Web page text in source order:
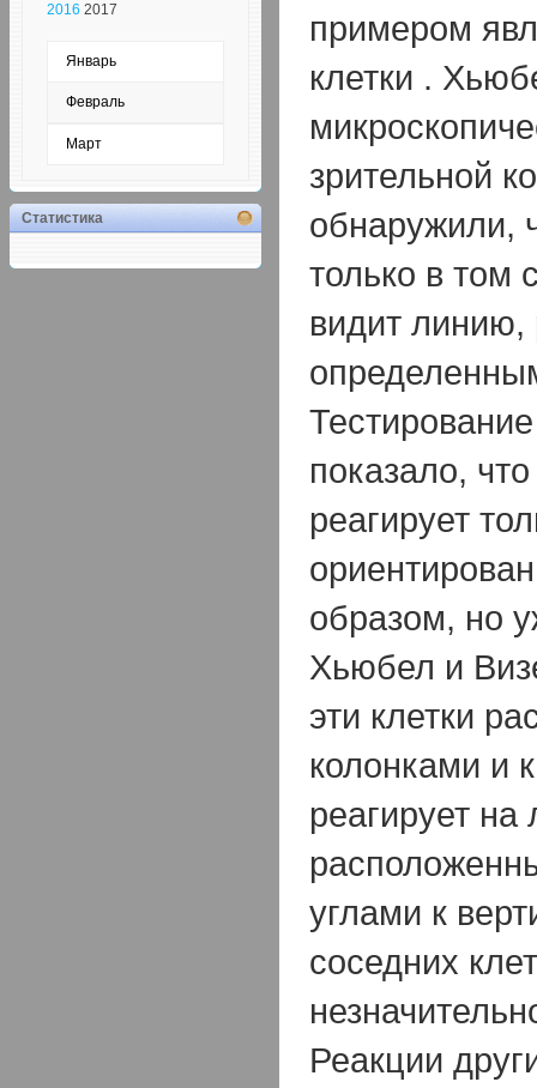
примером
клетки .
зрительной
обнаружили,
только в том
видит
показало,
реагирует
образом, но
Хьюбел и
эти клетки
колонками и
реагирует на
углами к
соседних
Реакции
2016 2017
Январь
Февраль
Март
Статистика